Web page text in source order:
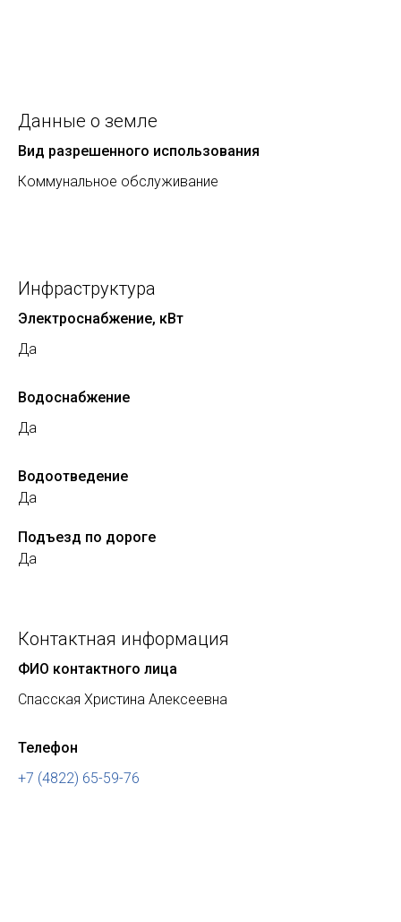
Данные о земле
Вид разрешенного использования
Коммунальное обслуживание
Инфраструктура
Электроснабжение, кВт
Да
Водоснабжение
Да
Водоотведение
Да
Подъезд по дороге
Да
Контактная информация
ФИО контактного лица
Спасская Христина Алексеевна
Телефон
+7 (4822) 65-59-76